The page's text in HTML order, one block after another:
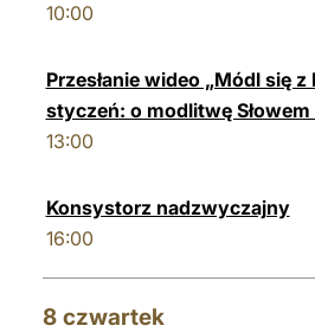
10:00
Przesłanie wideo „Módl się z
styczeń: o modlitwę
13:00
Konsystorz nadzwyczajny
16:00
8 czwartek